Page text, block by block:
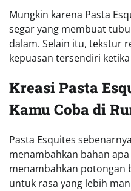
Mungkin karena Pasta
segar yang membuat
dalam. Selain itu, tekstur
kepuasan tersendiri
Kreasi Pasta
Kamu Coba di
Pasta Esquites
menambahkan bahan
menambahkan potongan
untuk rasa yang lebih